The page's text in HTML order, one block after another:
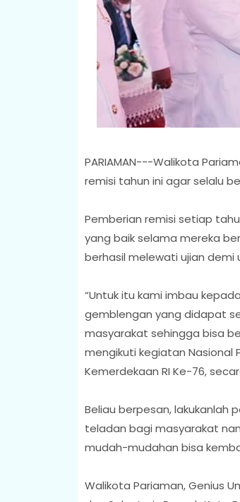
PARIAMAN---Walikota
remisi tahun ini agar selalu
Pemberian remisi setiap
yang baik selama mereka
berhasil melewati ujian demi
“Untuk itu kami imbau
gemblengan yang didapat
masyarakat sehingga bisa
mengikuti kegiatan Nasional
Kemerdekaan RI Ke-76,
Beliau berpesan,
teladan bagi masyarakat
mudah-mudahan bisa
Walikota Pariaman, Genius